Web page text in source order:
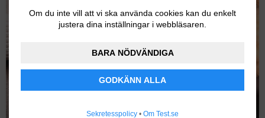
Om du inte vill att vi ska använda cookies kan du enkelt
justera dina inställningar i webbläsaren.
BARA NÖDVÄNDIGA
GODKÄNN ALLA
Sekretesspolicy • Om Test.se